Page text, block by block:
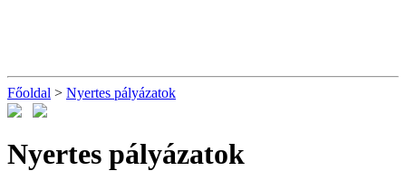
Főoldal > Nyertes pályázatok
Nyertes pályázatok